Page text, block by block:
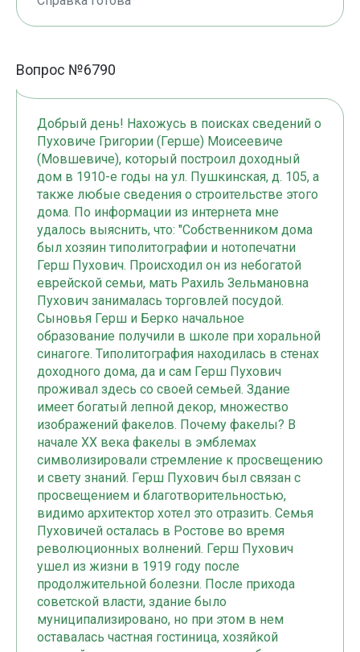
Вопрос №6790
Добрый день! Нахожусь в поисках сведений о
Пуховиче Григории (Герше) Моисеевиче
(Мовшевиче), который построил доходный
дом в 1910-е годы на ул. Пушкинская, д. 105, а
также любые сведения о строительстве этого
дома. По информации из интернета мне
удалось выяснить, что: "Собственником дома
был хозяин типолитографии и нотопечатни
Герш Пухович. Происходил он из небогатой
еврейской семьи, мать Рахиль Зельмановна
Пухович занималась торговлей посудой.
Сыновья Герш и Берко начальное
образование получили в школе при хоральной
синагоге. Типолитография находилась в стенах
доходного дома, да и сам Герш Пухович
проживал здесь со своей семьей. Здание
имеет богатый лепной декор, множество
изображений факелов. Почему факелы? В
начале XX века факелы в эмблемах
символизировали стремление к просвещению
и свету знаний. Герш Пухович был связан с
просвещением и благотворительностью,
видимо архитектор хотел это отразить. Семья
Пуховичей осталась в Ростове во время
революционных волнений. Герш Пухович
ушел из жизни в 1919 году после
продолжительной болезни. После прихода
советской власти, здание было
муниципализировано, но при этом в нем
оставалась частная гостиница, хозяйкой